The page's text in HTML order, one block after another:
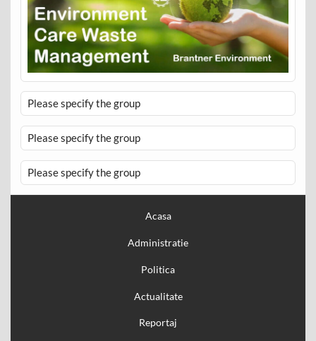
Please specify the group
Please specify the group
Please specify the group
Acasa
Administratie
Politica
Actualitate
Reportaj